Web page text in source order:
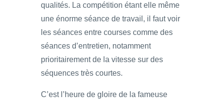
qualités. La compétition étant elle même
une énorme séance de travail, il faut voir
les séances entre courses comme des
séances d’entretien, notamment
prioritairement de la vitesse sur des
séquences très courtes.
C’est l’heure de gloire de la fameuse